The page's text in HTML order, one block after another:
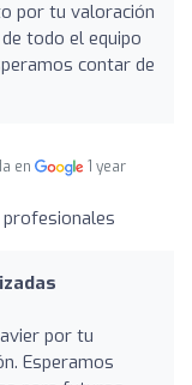
por tu valoración
todo el equipo
contar de
en
1 year
por tu
Esperamos